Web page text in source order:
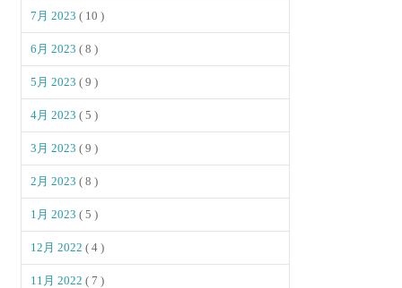
7月 2023( 10 )
6月 2023( 8 )
5月 2023( 9 )
4月 2023( 5 )
3月 2023( 9 )
2月 2023( 8 )
1月 2023( 5 )
12月 2022( 4 )
11月 2022( 7 )